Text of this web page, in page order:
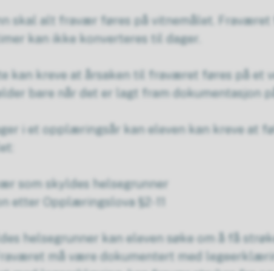
skal alt fravær føres på vitnemålet. Fraværet
kan ikke konverteres til dager.
kan kreve at årsaken til fraværet føres på et
bare når det er lagt fram dokumentasjon
i et opplæringsår kan eleven kan kreve at
som skyldes helsegrunner
etter Opplæringslova §2-11
helsegrunner kan eleven søke om å få
må være dokumentert med